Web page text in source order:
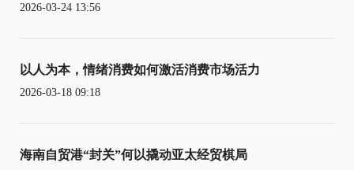
2026-03-24 13:56
以人为本，情绪消费如何激活消费市场活力
2026-03-18 09:18
海南自贸港“封关”何以撬动亚太经贸棋局